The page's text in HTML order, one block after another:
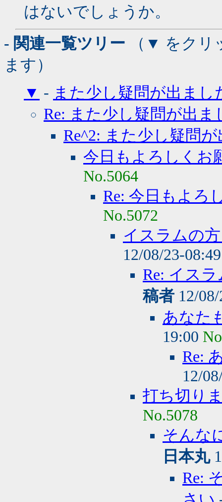
はないでしょうか。
- 関連一覧ツリー （▼ をクリ
ます）
▼ - また少し疑問が出まし
Re: また少し疑問が出ま
Re^2: また少し疑問
今日もよろしくお
No.5064
Re: 今日もよろ
No.5072
イスラムの
12/08/23-
Re: イス
稿者 12/
あなた
19:00
Re:
12/
打ち切り
No.5078
そんな
日本丸
Re: